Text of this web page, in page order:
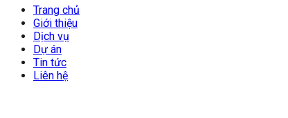
Trang chủ
Giới thiệu
Dịch vụ
Dự án
Tin tức
Liên hệ